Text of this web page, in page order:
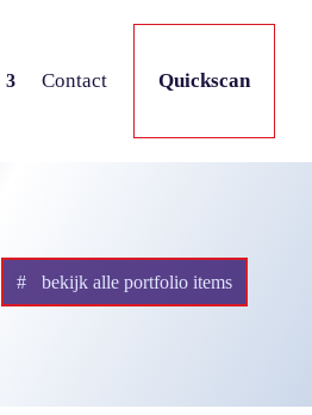
Contact Quickscan
bekijk alle portfolio items